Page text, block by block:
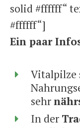
solid #ffffff“
#ffffff“]
Ein paar
Vitalpilze
sehr
In der